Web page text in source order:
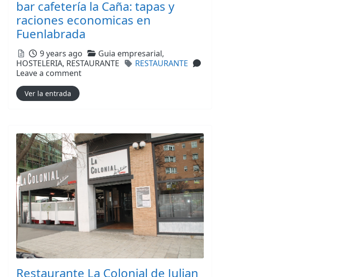
bar cafetería la Caña: tapas y
raciones economicas en
Fuenlabrada
Posted
9 years ago Categories
Guia empresarial,
HOSTELERIA, RESTAURANTE Tags
RESTAURANTE
Leave a comment
Ver la entrada
Restaurante La Colonial de Julian